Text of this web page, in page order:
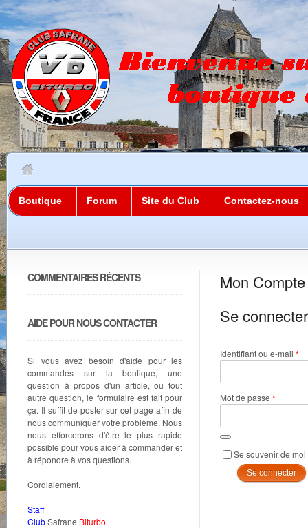
Boutique Forum Site du Club Contactez-nous
Mon Compte
Se connecter
Identifiant ou e-mail *
Mot de passe *
Se souvenir de moi
Se connecter
COMMENTAIRES RÉCENTS
AIDE POUR NOUS CONTACTER
Si vous avez besoin d'aide pour les
commandes sur la boutique, une
question à propos d'un article, ou tout
autre question, le formulaire est fait pour
ça. Il suffit de poster sur cet page afin de
nous communiquer votre problème. Nous
nous efforcerons d'être le plus rapide
possible pour vous aider à commander et
à répondre à vos questions.
Cordialement.
Staff
ClubSafrane Biturbo